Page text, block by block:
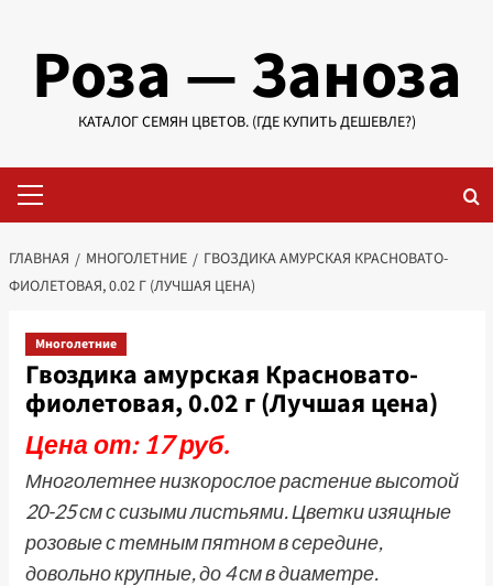
содержимому
Роза — Заноза
КАТАЛОГ СЕМЯН ЦВЕТОВ. (ГДЕ КУПИТЬ ДЕШЕВЛЕ?)
меню
ГЛАВНАЯ МНОГОЛЕТНИЕ
ГВОЗДИКА АМУРСКАЯ КРАСНОВАТО-
ФИОЛЕТОВАЯ, 0.02 Г (ЛУЧШАЯ ЦЕНА)
Многолетние
Гвоздика амурская Красновато-
фиолетовая, 0.02 г (Лучшая цена)
Цена от: 17 руб.
Многолетнее низкорослое растение высотой
20-25 см с сизыми листьями. Цветки изящные
розовые с темным пятном в середине,
довольно крупные, до 4 см в диаметре.